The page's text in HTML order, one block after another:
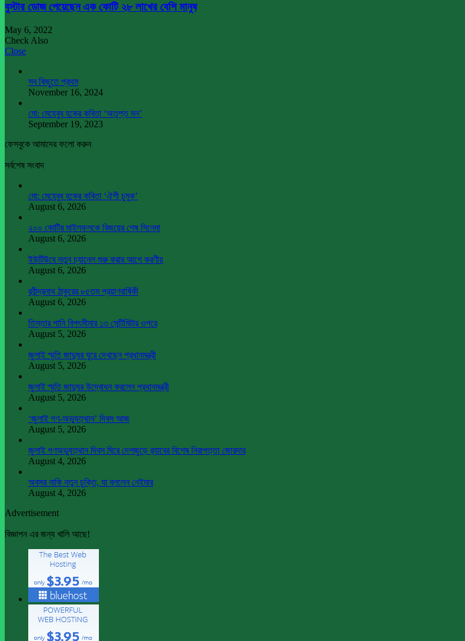
বুস্টার ডোজ পেয়েছেন এক কোটি ২৮ লাখের বেশি মানুষ
May 6, 2022
Check Also
Close
সব কিছুতে প্রথম
November 16, 2024
মো: মেহেবুব হকের কবিতা ‘অতৃপ্ত মন’
September 19, 2023
ফেসবুকে আমাদের ফলো করুন
সর্বশেষ সংবাদ
মো: মেহেবুব হকের কবিতা ‘ঐশী চুমুক’
August 6, 2026
২০০ কোটির মাইলফলকে বিজয়ের শেষ সিনেমা
August 6, 2026
ইউটিউবে নতুন চ্যানেল শুরু করার আগে করণীয়
August 6, 2026
রবীন্দ্রনাথ ঠাকুরের ৮৫তম প্রয়াণবার্ষিকী
August 6, 2026
তিস্তার পানি বিপৎসীমার ১৩ সেন্টিমিটার ওপরে
August 5, 2026
জুলাই স্মৃতি জাদুঘর ঘুরে দেখছেন প্রধানমন্ত্রী
August 5, 2026
জুলাই স্মৃতি জাদুঘর উদ্বোধন করলেন প্রধানমন্ত্রী
August 5, 2026
‘জুলাই গণ-অভ্যুত্থান’ দিবস আজ
August 5, 2026
জুলাই গণঅভ্যুত্থান দিবস ঘিরে দেশজুড়ে র‌্যাবের বিশেষ নিরাপত্তা জোরদার
August 4, 2026
অবসর নাকি নতুন চুক্তি, যা বললেন নেইমার
August 4, 2026
Advertisement
বিজ্ঞাপন এর জন্য খালি আছে!